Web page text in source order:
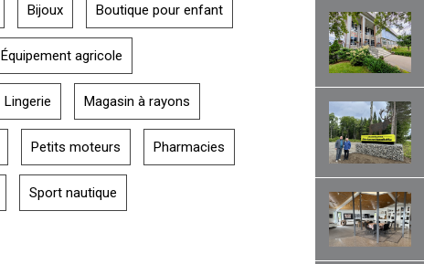
Bijoux Boutique pour enfant
Équipement agricole
Lingerie Magasin à rayons
Petits moteurs Pharmacies
Sport nautique